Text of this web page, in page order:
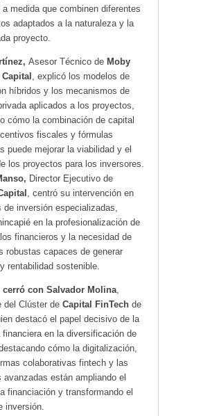
medida que combinen diferentes
adaptados a la naturaleza y la
proyecto.
Asesor Técnico de Moby
, explicó los modelos de
híbridos y los mecanismos de
aplicados a los proyectos,
cómo la combinación de capital
fiscales y fórmulas
puede mejorar la viabilidad y el
los proyectos para los inversores.
Director Ejecutivo de
, centró su intervención en
de inversión especializadas,
en la profesionalización de
financieros y la necesidad de
robustas capaces de generar
rentabilidad sostenible.
cerró con Salvador Molina
del Clúster de Capital FinTech de
destacó el papel decisivo de la
en la diversificación de
cómo la digitalización,
colaborativas fintech y las
avanzadas están ampliando el
financiación y transformando el
inversión.